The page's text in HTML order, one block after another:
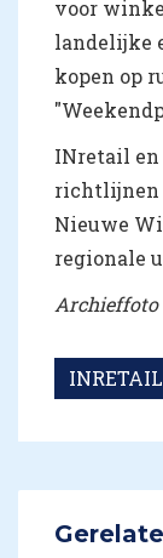
voor
landelijke
kopen op
INretail en
richtlijnen
Nieuwe
regionale
Archieffoto
INRETAIL